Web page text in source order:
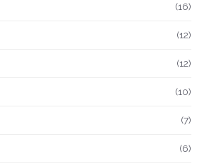
(16)
(12)
(12)
(10)
(7)
(6)